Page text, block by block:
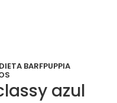
DIETA BARFPUPPIA
azul